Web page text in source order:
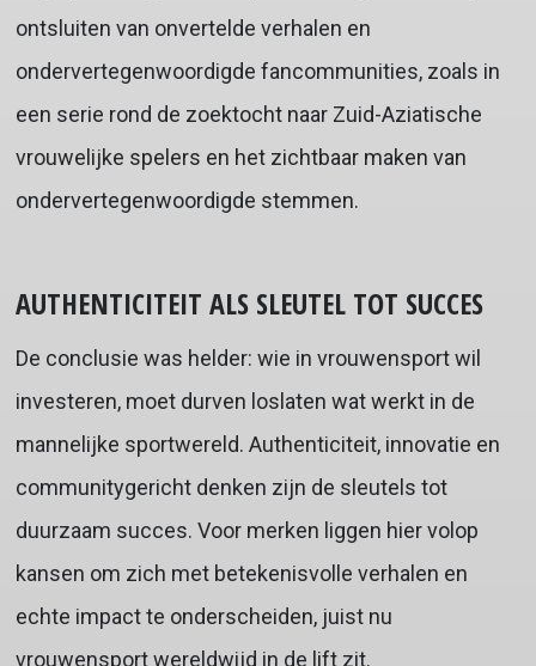
ontsluiten van onvertelde verhalen en
ondervertegenwoordigde fancommunities, zoals in
een serie rond de zoektocht naar Zuid-Aziatische
vrouwelijke spelers en het zichtbaar maken van
ondervertegenwoordigde stemmen.
AUTHENTICITEIT ALS SLEUTEL TOT SUCCES
De conclusie was helder: wie in vrouwensport wil
investeren, moet durven loslaten wat werkt in de
mannelijke sportwereld. Authenticiteit, innovatie en
communitygericht denken zijn de sleutels tot
duurzaam succes. Voor merken liggen hier volop
kansen om zich met betekenisvolle verhalen en
echte impact te onderscheiden, juist nu
vrouwensport wereldwijd in de lift zit.